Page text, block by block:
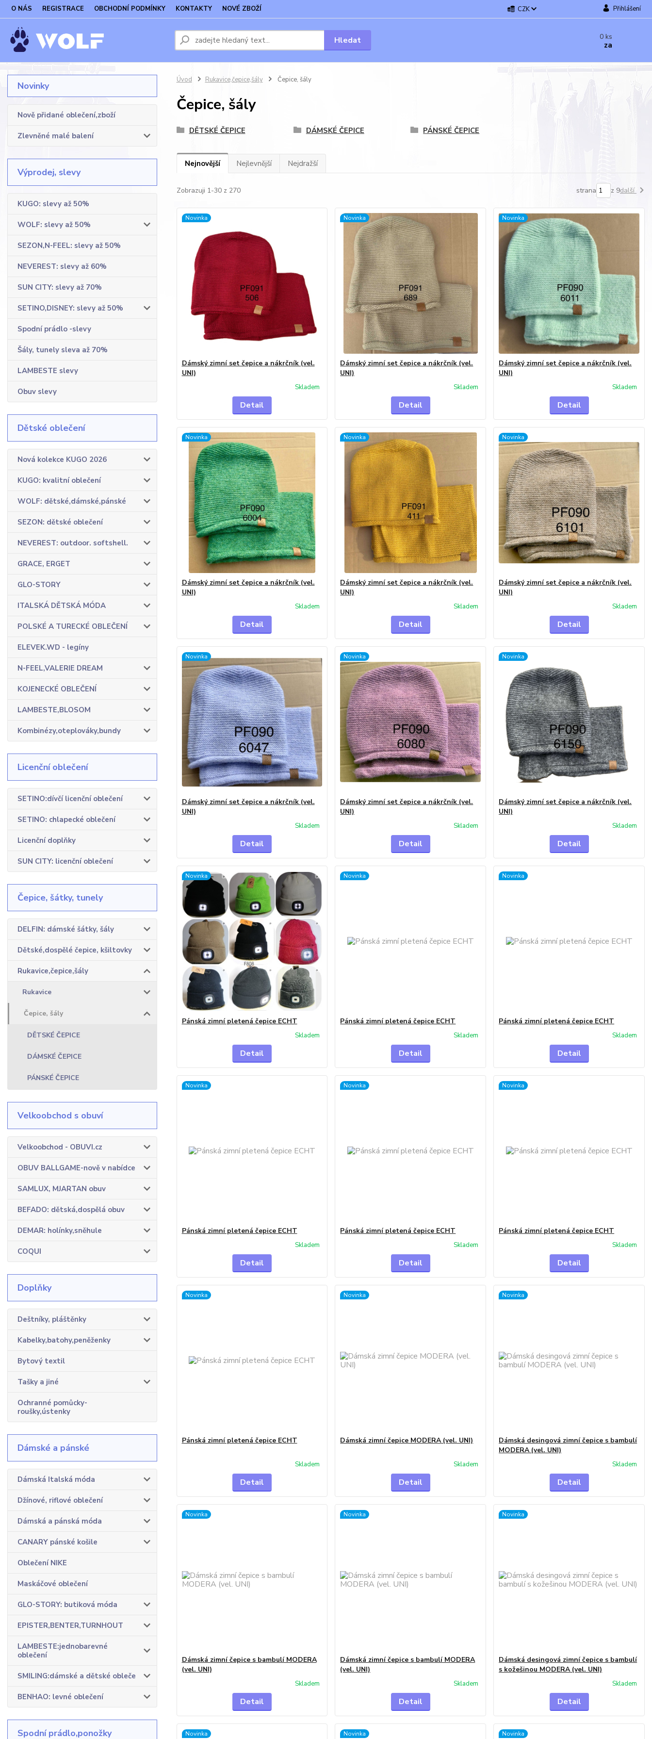
O NÁS REGISTRACE OBCHODNÍ PODMÍNKY KONTAKTY NOVÉ ZBOŽÍ CZK Přihlášení
Hledat 0 ks
za
Novinky
Nově přidané oblečení,zboží
Zlevněné malé balení
Výprodej, slevy
KUGO: slevy až 50%
WOLF: slevy až 50%
SEZON,N-FEEL: slevy až 50%
NEVEREST: slevy až 60%
SUN CITY: slevy až 70%
SETINO,DISNEY: slevy až 50%
Spodní prádlo -slevy
Šály, tunely sleva až 70%
LAMBESTE slevy
Obuv slevy
Dětské oblečení
Nová kolekce KUGO 2026
KUGO: kvalitní oblečení
WOLF: dětské,dámské,pánské
SEZON: dětské oblečení
NEVEREST: outdoor. softshell.
GRACE, ERGET
GLO-STORY
ITALSKÁ DĚTSKÁ MÓDA
POLSKÉ A TURECKÉ OBLEČENÍ
ELEVEK.WD - legíny
N-FEEL,VALERIE DREAM
KOJENECKÉ OBLEČENÍ
LAMBESTE,BLOSOM
Kombinézy,oteplováky,bundy
Licenční oblečení
SETINO:dívčí licenční oblečení
SETINO: chlapecké oblečení
Licenční doplňky
SUN CITY: licenční oblečení
Čepice, šátky, tunely
DELFIN: dámské šátky, šály
Dětské,dospělé čepice, kšiltovky
Rukavice,čepice,šály
Rukavice
Čepice, šály
DĚTSKÉ ČEPICE
DÁMSKÉ ČEPICE
PÁNSKÉ ČEPICE
Velkoobchod s obuví
Velkoobchod - OBUVI.cz
OBUV BALLGAME-nově v nabídce
SAMLUX, MJARTAN obuv
BEFADO: dětská,dospělá obuv
DEMAR: holínky,sněhule
COQUI
Doplňky
Deštníky, pláštěnky
Kabelky,batohy,peněženky
Bytový textil
Tašky a jiné
Ochranné pomůcky-
roušky,ústenky
Dámské a pánské
Dámská Italská móda
Džínové, riflové oblečení
Dámská a pánská móda
CANARY pánské košile
Oblečení NIKE
Maskáčové oblečení
GLO-STORY: butiková móda
EPISTER,BENTER,TURNHOUT
LAMBESTE:jednobarevné
oblečení
SMILING:dámské a dětské obleče
BENHAO: levné oblečení
Spodní prádlo,ponožky
Úvod Rukavice,čepice,šály Čepice, šály
Čepice, šály
DĚTSKÉ ČEPICE DÁMSKÉ ČEPICE PÁNSKÉ ČEPICE
Nejnovější Nejlevnější Nejdražší
Zobrazuji 1-30 z 270 strana z 9další
Novinka
Dámský zimní set čepice a nákrčník (vel.
UNI)
Skladem
Detail
Novinka
Dámský zimní set čepice a nákrčník (vel.
UNI)
Skladem
Detail
Novinka
Dámský zimní set čepice a nákrčník (vel.
UNI)
Skladem
Detail
Novinka
Dámský zimní set čepice a nákrčník (vel.
UNI)
Skladem
Detail
Novinka
Dámský zimní set čepice a nákrčník (vel.
UNI)
Skladem
Detail
Novinka
Dámský zimní set čepice a nákrčník (vel.
UNI)
Skladem
Detail
Novinka
Dámský zimní set čepice a nákrčník (vel.
UNI)
Skladem
Detail
Novinka
Dámský zimní set čepice a nákrčník (vel.
UNI)
Skladem
Detail
Novinka
Dámský zimní set čepice a nákrčník (vel.
UNI)
Skladem
Detail
Novinka
Pánská zimní pletená čepice ECHT
Skladem
Detail
Novinka
Pánská zimní pletená čepice ECHT
Skladem
Detail
Novinka
Pánská zimní pletená čepice ECHT
Skladem
Detail
Novinka
Pánská zimní pletená čepice ECHT
Skladem
Detail
Novinka
Pánská zimní pletená čepice ECHT
Skladem
Detail
Novinka
Pánská zimní pletená čepice ECHT
Skladem
Detail
Novinka
Pánská zimní pletená čepice ECHT
Skladem
Detail
Novinka
Dámská zimní čepice MODERA (vel. UNI)
Skladem
Detail
Novinka
Dámská desingová zimní čepice s bambulí
MODERA (vel. UNI)
Skladem
Detail
Novinka
Dámská zimní čepice s bambulí MODERA
(vel. UNI)
Skladem
Detail
Novinka
Dámská zimní čepice s bambulí MODERA
(vel. UNI)
Skladem
Detail
Novinka
Dámská desingová zimní čepice s bambulí
s kožešinou MODERA (vel. UNI)
Skladem
Detail
Novinka Novinka Novinka